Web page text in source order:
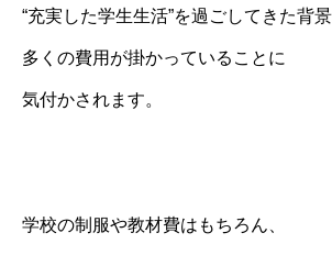
“充実した学生生活”を過ごしてきた背
多くの費用が掛かっていることに
気付かされます。
学校の制服や教材費はもちろん、